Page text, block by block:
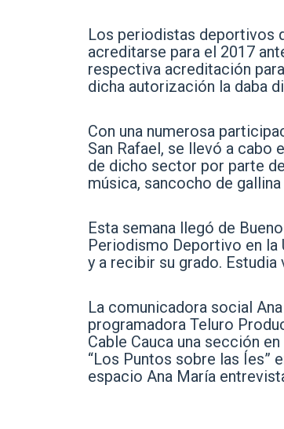
Los periodistas deportivos
acreditarse para el 2017
respectiva acreditación
dicha autorización la daba
Con una numerosa
San Rafael, se llevó a cabo
de dicho sector por parte
música, sancocho de
Esta semana llegó de
Periodismo Deportivo en la
y a recibir su grado.
La comunicadora social
programadora Teluro
Cable Cauca una sección
“Los Puntos sobre las Íes”
espacio Ana María